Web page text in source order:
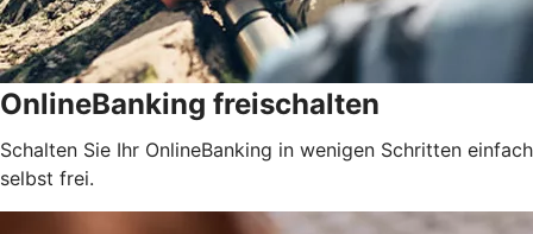
OnlineBanking freischalten
Schalten Sie Ihr OnlineBanking in wenigen Schritten einfach
selbst frei.